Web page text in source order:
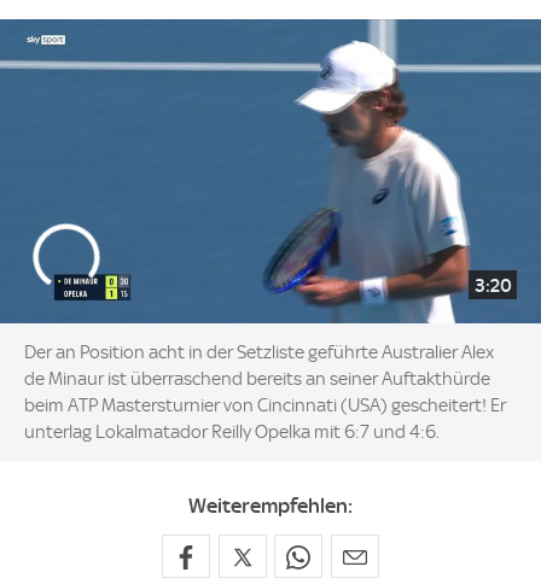
3:20
Der an Position acht in der Setzliste geführte Australier Alex
de Minaur ist überraschend bereits an seiner Auftakthürde
beim ATP Mastersturnier von Cincinnati (USA) gescheitert! Er
unterlag Lokalmatador Reilly Opelka mit 6:7 und 4:6.
Weiterempfehlen: